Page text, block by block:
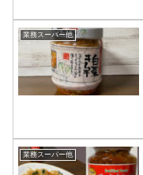
業務スーパー他
業務スーパー他